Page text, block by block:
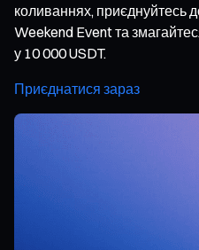
коливаннях, приєднуйтесь
Weekend Event та
у 10 000 USDT.
Приєднатися зараз